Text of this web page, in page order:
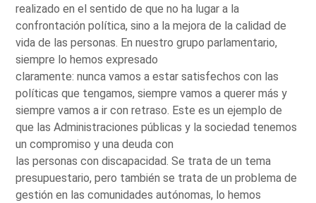
realizado en el sentido de que no ha lugar a la
confrontación política, sino a la mejora de la calidad de
vida de las personas. En nuestro grupo parlamentario,
siempre lo hemos expresado
claramente: nunca vamos a estar satisfechos con las
políticas que tengamos, siempre vamos a querer más y
siempre vamos a ir con retraso. Este es un ejemplo de
que las Administraciones públicas y la sociedad tenemos
un compromiso y una deuda con
las personas con discapacidad. Se trata de un tema
presupuestario, pero también se trata de un problema de
gestión en las comunidades autónomas, lo hemos